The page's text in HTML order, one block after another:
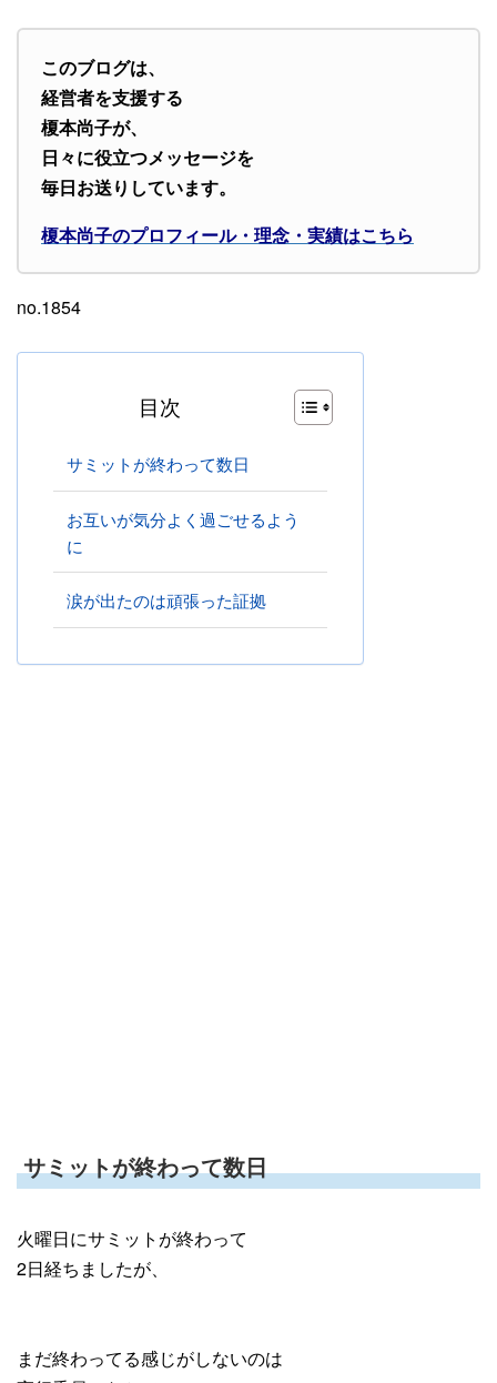
このブログは、
経営者を支援する
榎本尚子が、
日々に役立つメッセージを
毎日お送りしています。
榎本尚子のプロフィール・理念・実績はこちら
no.1854
目次
サミットが終わって数日
お互いが気分よく過ごせるよう
に
涙が出たのは頑張った証拠
サミットが終わって数日
火曜日にサミットが終わって
2日経ちましたが、
まだ終わってる感じがしないのは